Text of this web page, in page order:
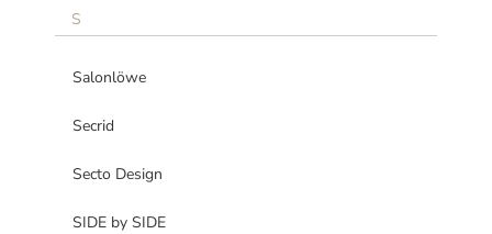
S
Salonlöwe
Secrid
Secto Design
SIDE by SIDE